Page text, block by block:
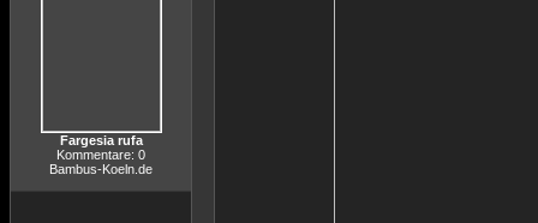
Fargesia rufa
Kommentare: 0
Bambus-Koeln.de